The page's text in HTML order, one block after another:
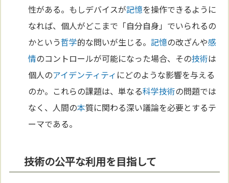
性がある。もしデバイスが記憶を操作できるように
なれば、個人がどこまで「自分自身」でいられるの
かという哲学的な問いが生じる。記憶の改ざんや感
情のコントロールが可能になった場合、その技術は
個人のアイデンティティ にどのような影響を与える
のか。これらの課題は、単なる科学技術の問題では
なく、人間の本質に関わる深い議論を必要とするテ
ーマである。
技術の公平な利用を目指して